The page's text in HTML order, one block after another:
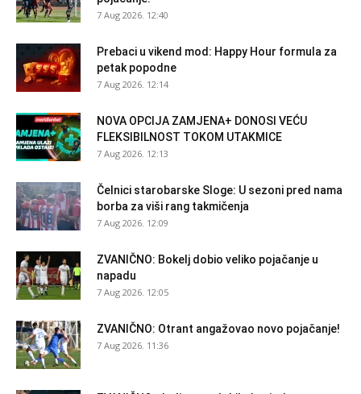
7 Aug 2026. 12:40
Prebaci u vikend mod: Happy Hour formula za
petak popodne
7 Aug 2026. 12:14
NOVA OPCIJA ZAMJENA+ DONOSI VEĆU
FLEKSIBILNOST TOKOM UTAKMICE
7 Aug 2026. 12:13
Čelnici starobarske Sloge: U sezoni pred nama
borba za viši rang takmičenja
7 Aug 2026. 12:09
ZVANIČNO: Bokelj dobio veliko pojačanje u
napadu
7 Aug 2026. 12:05
ZVANIČNO: Otrant angažovao novo pojačanje!
7 Aug 2026. 11:36